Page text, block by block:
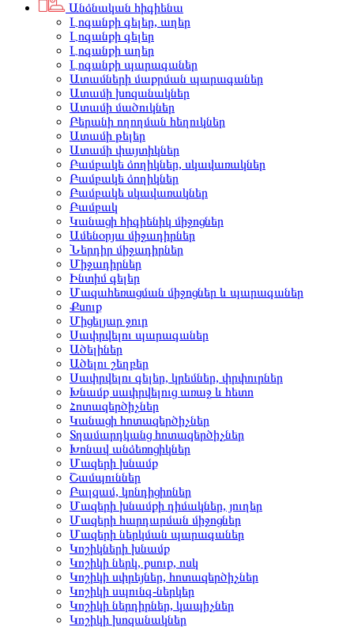
Անձնական հիգիենա
Լոգանքի գելեր, աղեր
Լոգանքի գելեր
Լոգանքի աղեր
Լոգանքի պարագաներ
Ատամների մաքրման պարագաներ
Ատամի խոզանակներ
Ատամի մածուկներ
Բերանի ողողման հեղուկներ
Ատամի թելեր
Ատամի փայտիկներ
Բամբակե ձողիկներ, սկավառակներ
Բամբակե ձողիկներ
Բամբակե սկավառակներ
Բամբակ
Կանացի հիգիենիկ միջոցներ
Ամենօրյա միջադիրներ
Ներդիր միջադիրներ
Միջադիրներ
Ինտիմ գելեր
Մազահեռացման միջոցներ և պարագաներ
Քսուք
Միցելյար ջուր
Սափրվելու պարագաներ
Ածելիներ
Ածելու շեղբեր
Սափրվելու գելեր, կրեմներ, փրփուրներ
Խնամք սափրվելուց առաջ և հետո
Հոտազերծիչներ
Կանացի հոտազերծիչներ
Տղամարդկանց հոտազերծիչներ
Խոնավ անձեռոցիկներ
Մազերի խնամք
Շամպուններ
Բալզամ, կոնդիցիոներ
Մազերի խնամքի դիմակներ, յուղեր
Մազերի հարդարման միջոցներ
Մազերի ներկման պարագաներ
Կոշիկների խնամք
Կոշիկի ներկ, քսուք, ոսկ
Կոշիկի սփրեյներ, հոտազերծիչներ
Կոշիկի սպունգ-ներկեր
Կոշիկի ներդիրներ, կապիչներ
Կոշիկի խոզանակներ